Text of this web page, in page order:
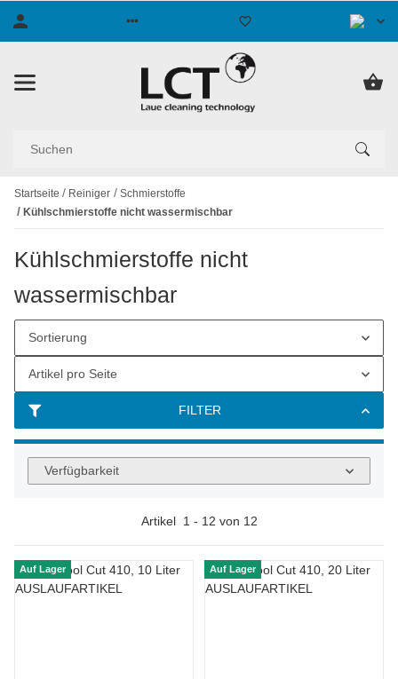
Startseite Reiniger
Schmierstoffe
Kühlschmierstoffe nicht wassermischbar
Kühlschmierstoffe nicht
wassermischbar
FILTER
Sortierung
Artikel pro Seite
Verfügbarkeit
Artikel 1 - 12 von 12
Auf Lager Auf Lager